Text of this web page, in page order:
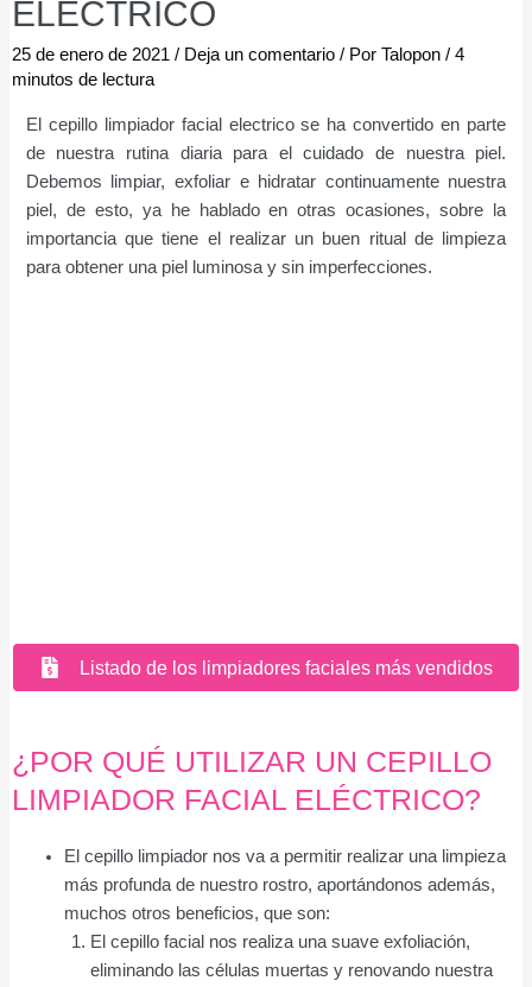
ELÉCTRICO
25 de enero de 2021 / Deja un comentario / Por Talopon / 4
minutos de lectura
El cepillo limpiador facial electrico se ha convertido en parte
de nuestra rutina diaria para el cuidado de nuestra piel.
Debemos limpiar, exfoliar e hidratar continuamente nuestra
piel, de esto, ya he hablado en otras ocasiones, sobre la
importancia que tiene el realizar un buen ritual de limpieza
para obtener una piel luminosa y sin imperfecciones.
Listado de los limpiadores faciales más vendidos
¿POR QUÉ UTILIZAR UN CEPILLO
LIMPIADOR FACIAL ELÉCTRICO?
El cepillo limpiador nos va a permitir realizar una limpieza
más profunda de nuestro rostro, aportándonos además,
muchos otros beneficios, que son:
El cepillo facial nos realiza una suave exfoliación,
eliminando las células muertas y renovando nuestra